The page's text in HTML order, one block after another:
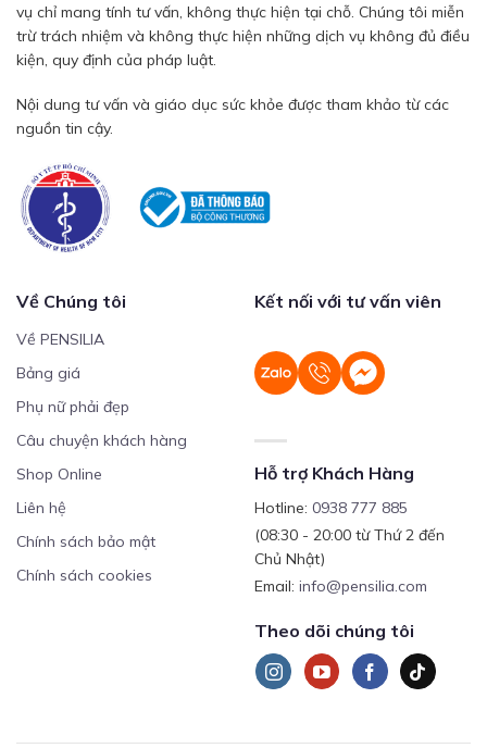
vụ chỉ mang tính tư vấn, không thực hiện tại chỗ. Chúng tôi miễn
trừ trách nhiệm và không thực hiện những dịch vụ không đủ điều
kiện, quy định của pháp luật.
Nội dung tư vấn và giáo dục sức khỏe được tham khảo từ các
nguồn tin cậy.
Về Chúng tôi
Về PENSILIA
Bảng giá
Phụ nữ phải đẹp
Câu chuyện khách hàng
Shop Online
Liên hệ
Chính sách bảo mật
Chính sách cookies
Kết nối với tư vấn viên
Hỗ trợ Khách Hàng
Hotline: 0938 777 885
(08:30 - 20:00 từ Thứ 2 đến
Chủ Nhật)
Email: info@pensilia.com
Theo dõi chúng tôi